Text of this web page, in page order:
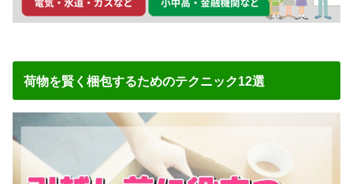
荷物を賢く梱包するためのテクニック12選